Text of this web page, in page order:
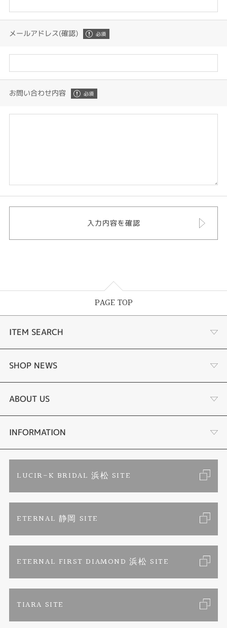
メールアドレス(確認)
お問い合わせ内容
PAGE TOP
ITEM SEARCH
あこや真珠
黒蝶真珠
時計
色石
ジュエリーリフォーム
婚約指輪
Savon de Bijoux
Savon de Bijoux化粧石鹸
SHOP NEWS
個性溢れる色石の魅力
YouTube ルシルケイチャンネル
ブライダルリングサイト
ブランドリスト
ペンを拾うお姉さん
ABOUT US
店舗情報・会社概要
お客様の声
INFORMATION
特定商取引に関する表記
LUCIR-K BRIDAL 浜松 SITE
ETERNAL 静岡 SITE
ETERNAL FIRST DIAMOND 浜松 SITE
TIARA SITE